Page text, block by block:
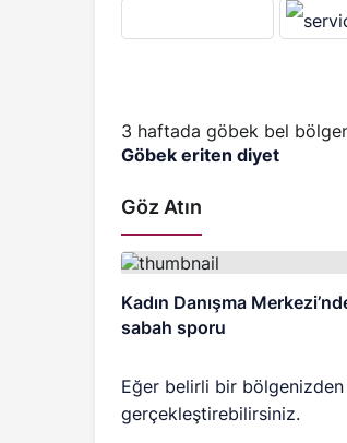
3 haftada göbek bel
Göbek eriten diyet
Göz Atın
Kadın Danışma
sabah sporu
Eğer belirli bir
gerçekleştirebilirsiniz.